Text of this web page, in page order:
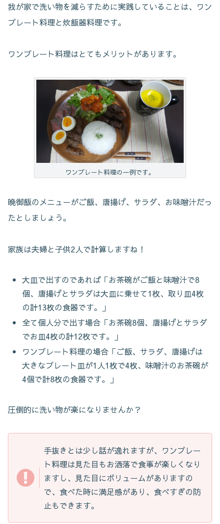
我が家で洗い物を減らすために実践していることは、ワン
プレート料理と炊飯器料理です。
ワンプレート料理はとてもメリットがあります。
ワンプレート料理の一例です。
晩御飯のメニューがご飯、唐揚げ、サラダ、お味噌汁だっ
たとしましょう。
家族は夫婦と子供2人で計算しますね！
大皿で出すのであれば「お茶碗がご飯と味噌汁で8
個、唐揚げとサラダは大皿に乗せて1枚、取り皿4枚
の計13枚の食器です。」
全て個人分で出す場合「お茶碗8個、唐揚げとサラダ
でお皿4枚の計12枚です。」
ワンプレート料理の場合「ご飯、サラダ、唐揚げは
大きなプレート皿が1人1枚で4枚、味噌汁のお茶碗が
4個で計8枚の食器です。」
圧倒的に洗い物が楽になりませんか？
手抜きとは少し話が逸れますが、ワンプレー
ト料理は見た目もお洒落で食事が楽しくなり
ますし、見た目にボリュームがありますの
で、食べた時に満足感があり、食べすぎの防
止もできます。